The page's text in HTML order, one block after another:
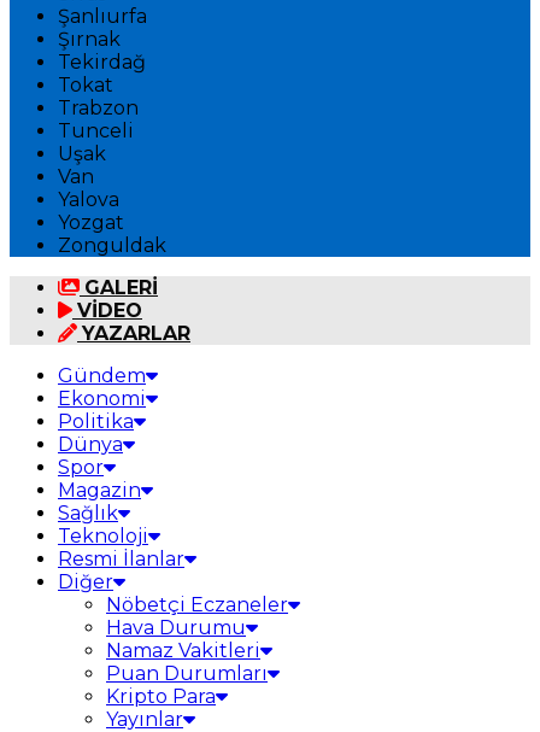
Şanlıurfa
Şırnak
Tekirdağ
Tokat
Trabzon
Tunceli
Uşak
Van
Yalova
Yozgat
Zonguldak
GALERİ
VİDEO
YAZARLAR
Gündem
Ekonomi
Politika
Dünya
Spor
Magazin
Sağlık
Teknoloji
Resmi İlanlar
Diğer
Nöbetçi Eczaneler
Hava Durumu
Namaz Vakitleri
Puan Durumları
Kripto Para
Yayınlar